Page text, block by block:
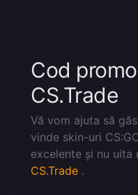
Cod
CS.Trade
Vă vom ajuta să
vinde skin-uri
excelente și nu
CS.Trade .